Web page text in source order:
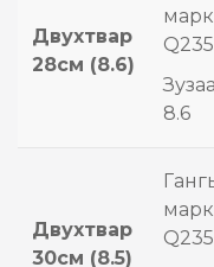
Двухтвар
28см (8.6)
марк
Q235
8.6
Двухтвар
30см (8.5)
марк
Q235